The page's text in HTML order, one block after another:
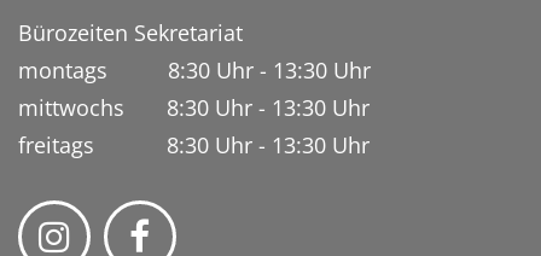
Bürozeiten Sekretariat
montags 8:30 Uhr - 13:30 Uhr
mittwochs 8:30 Uhr - 13:30 Uhr
freitags 8:30 Uhr - 13:30 Uhr